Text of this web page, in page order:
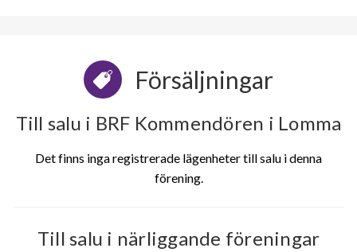
Försäljningar
Till salu i BRF Kommendören i Lomma
Det finns inga registrerade lägenheter till salu i denna
förening.
Till salu i närliggande föreningar